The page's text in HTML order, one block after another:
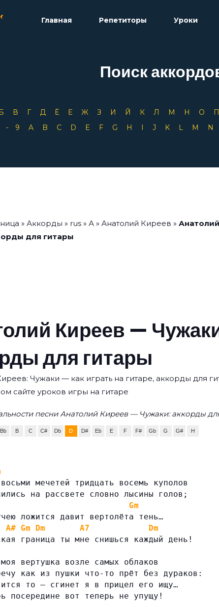
Главная Репетиторы Уроки
Поиск
Б В Г Д Ё Е Ж З И Й К Л М Н О
9
A B C D E F G H I J K L M N
» Аккорды » rus » А » Анатолий Киреев »
для гитары
Киреев —
для гитары
Чужаки — как играть на гитаре, аккорды для
сайте уроков игры на гитаре
песни Анатолий Киреев — Чужаки: аккорды
Bb B C C# Db D D# Eb E F F# Gb G G# H
мечетей тридцать восемь куполов
на рассвете словно лысины голов;
Gm
ложится давит вертолёта тень…
A# Gm Dm A7
Dm
граница ты мне снишься каждый день!
вертушка возле самых облаков
как из пушки что-то прёт без дураков:
то — сгинет я в прицел его ищу…
посередине вот теперь не упущу!